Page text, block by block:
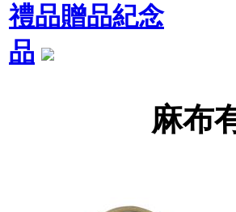
禮品贈品紀念
品
麻布